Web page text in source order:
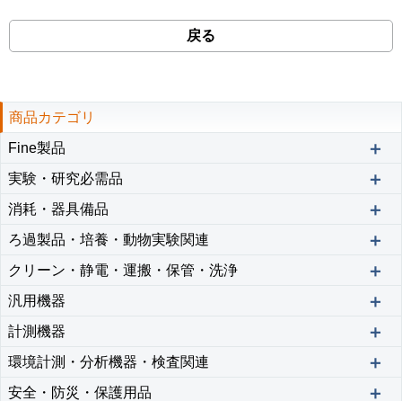
戻る
商品カテゴリ
Fine製品
＋
実験・研究必需品 ＋
消耗・器具備品 ＋
ろ過製品・培養・動物実験関連 ＋
クリーン・静電・運搬・保管・洗浄 ＋
汎用機器 ＋
計測機器 ＋
環境計測・分析機器・検査関連 ＋
安全・防災・保護用品 ＋